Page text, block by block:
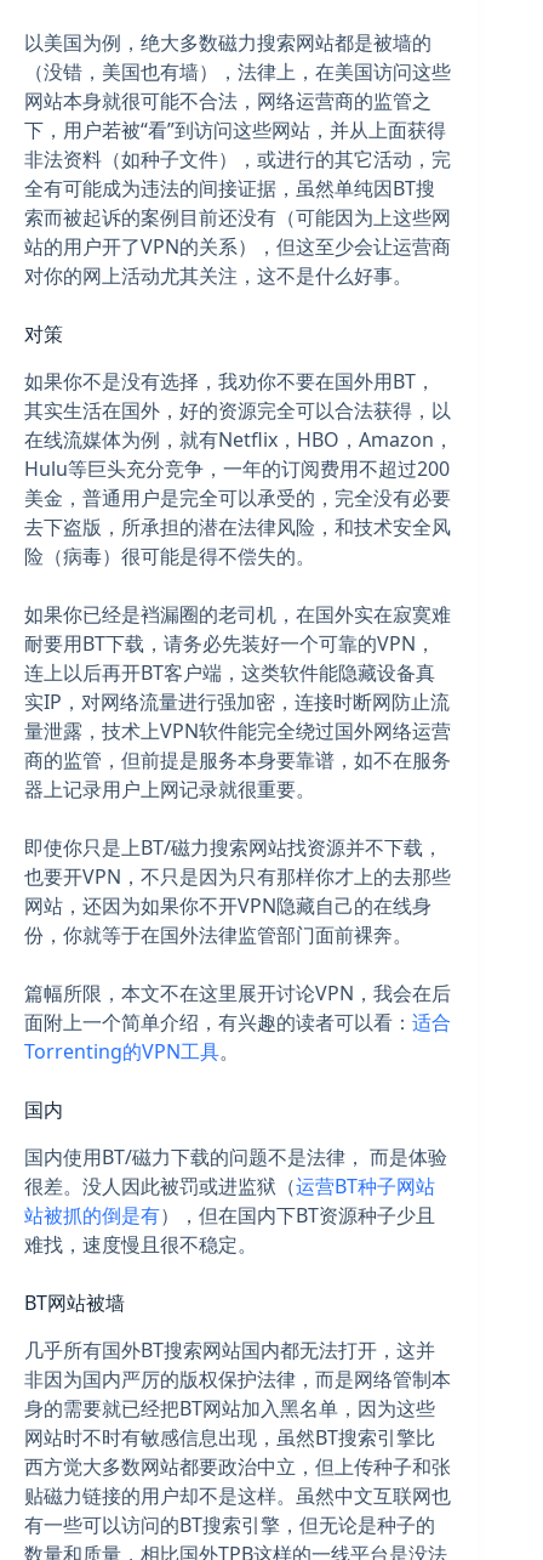
以美国为例，绝大多数磁力搜索网站都是被墙的
（没错，美国也有墙），法律上，在美国访问这些
网站本身就很可能不合法，网络运营商的监管之
下，用户若被“看”到访问这些网站，并从上面获得
非法资料（如种子文件），或进行的其它活动，完
全有可能成为违法的间接证据，虽然单纯因BT搜
索而被起诉的案例目前还没有（可能因为上这些网
站的用户开了VPN的关系），但这至少会让运营商
对你的网上活动尤其关注，这不是什么好事。
对策
如果你不是没有选择，我劝你不要在国外用BT，
其实生活在国外，好的资源完全可以合法获得，以
在线流媒体为例，就有Netflix，HBO，Amazon，
Hulu等巨头充分竞争，一年的订阅费用不超过200
美金，普通用户是完全可以承受的，完全没有必要
去下盗版，所承担的潜在法律风险，和技术安全风
险（病毒）很可能是得不偿失的。
如果你已经是裆漏圈的老司机，在国外实在寂寞难
耐要用BT下载，请务必先装好一个可靠的VPN，
连上以后再开BT客户端，这类软件能隐藏设备真
实IP，对网络流量进行强加密，连接时断网防止流
量泄露，技术上VPN软件能完全绕过国外网络运营
商的监管，但前提是服务本身要靠谱，如不在服务
器上记录用户上网记录就很重要。
即使你只是上BT/磁力搜索网站找资源并不下载，
也要开VPN，不只是因为只有那样你才上的去那些
网站，还因为如果你不开VPN隐藏自己的在线身
份，你就等于在国外法律监管部门面前裸奔。
篇幅所限，本文不在这里展开讨论VPN，我会在后
面附上一个简单介绍，有兴趣的读者可以看： 适合
Torrenting的VPN工具。
国内
国内使用BT/磁力下载的问题不是法律， 而是体验
很差。没人因此被罚或进监狱（运营BT种子网站
站被抓的倒是有），但在国内下BT资源种子少且
难找，速度慢且很不稳定。
BT网站被墙
几乎所有国外BT搜索网站国内都无法打开，这并
非因为国内严厉的版权保护法律，而是网络管制本
身的需要就已经把BT网站加入黑名单，因为这些
网站时不时有敏感信息出现，虽然BT搜索引擎比
西方觉大多数网站都要政治中立，但上传种子和张
贴磁力链接的用户却不是这样。虽然中文互联网也
有一些可以访问的BT搜索引擎，但无论是种子的
数量和质量，相比国外TPB这样的一线平台是没法